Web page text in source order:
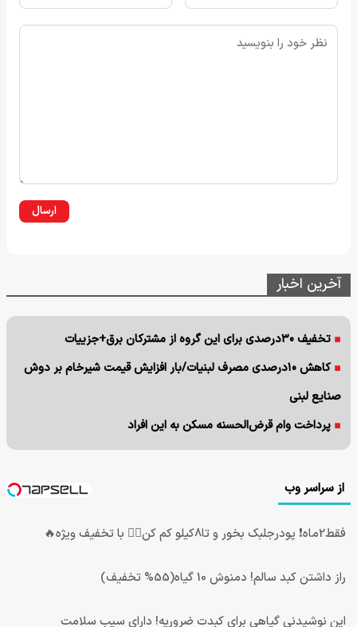
ارسال
آخرین اخبار
تخفیف ۳۰درصدی برای این گروه از مشترکان برق+جزییات
کاهش ۱۰درصدی مصرف لبنیات/بار افزایش قیمت شیرخام بر دوش
صنایع لبنی
پرداخت وام قرض‌الحسنه مسکن به این افراد
از سراسر وب
فقط2ماه❗ پودرجلبک بخور و تا8کیلو کم کن👌🏻 با تخفیف ویژه🔥
راز داشتن کبد سالم! دمنوش 10 گیاه(55% تخفیف)
این نوشیدنی گیاهی برای کبدت ضروریه! دارای سیب سلامت